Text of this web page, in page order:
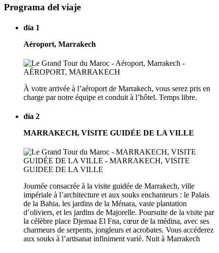
Programa del viaje
día 1
Aéroport, Marrakech
À votre arrivée à l’aéroport de Marrakech, vous serez pris en
charge par notre équipe et conduit à l’hôtel. Temps libre.
día 2
MARRAKECH, VISITE GUIDÉE DE LA VILLE
Journée consacrée à la visite guidée de Marrakech, ville
impériale à l’architecture et aux souks enchanteurs : le Palais
de la Bahia, les jardins de la Ménara, vaste plantation
d’oliviers, et les jardins de Majorelle. Poursuite de la visite par
la célèbre place Djemaa El Fna, cœur de la médina, avec ses
charmeurs de serpents, jongleurs et acrobates. Vous accéderez
aux souks à l’artisanat infiniment varié. Nuit à Marrakech